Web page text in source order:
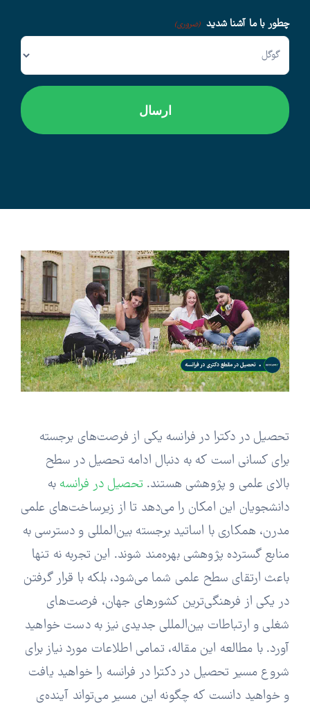
اخبار
چطور با ما آشنا شدید (ضروری)
تحصیل در دکترا در فرانسه یکی از فرصت‌های برجسته
برای کسانی است که به دنبال ادامه تحصیل در سطح
بالای علمی و پژوهشی هستند. تحصیل در فرانسه به
دانشجویان این امکان را می‌دهد تا از زیرساخت‌های علمی
مدرن، همکاری با اساتید برجسته بین‌المللی و دسترسی به
منابع گسترده پژوهشی بهره‌مند شوند. این تجربه نه تنها
باعث ارتقای سطح علمی شما می‌شود، بلکه با قرار گرفتن
در یکی از فرهنگی‌ترین کشورهای جهان، فرصت‌های
شغلی و ارتباطات بین‌المللی جدیدی نیز به دست خواهید
آورد. با مطالعه این مقاله، تمامی اطلاعات مورد نیاز برای
شروع مسیر تحصیل در دکترا در فرانسه را خواهید یافت
و خواهید دانست که چگونه این مسیر می‌تواند آینده‌ی